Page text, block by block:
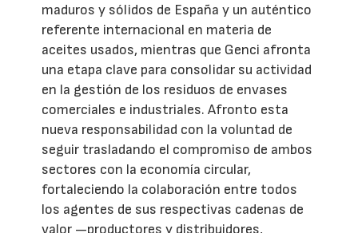
maduros y sólidos de España y un auténtico
referente internacional en materia de
aceites usados, mientras que Genci afronta
una etapa clave para consolidar su actividad
en la gestión de los residuos de envases
comerciales e industriales. Afronto esta
nueva responsabilidad con la voluntad de
seguir trasladando el compromiso de ambos
sectores con la economía circular,
fortaleciendo la colaboración entre todos
los agentes de sus respectivas cadenas de
valor —productores y distribuidores,